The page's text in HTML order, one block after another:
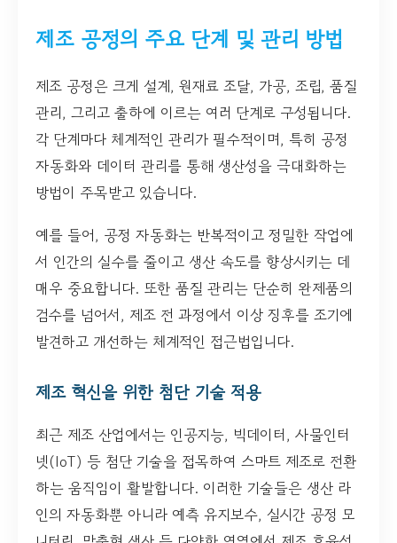
제조 공정의 주요 단계 및 관리 방법
제조 공정은 크게 설계, 원재료 조달, 가공, 조립, 품질
관리, 그리고 출하에 이르는 여러 단계로 구성됩니다.
각 단계마다 체계적인 관리가 필수적이며, 특히 공정
자동화와 데이터 관리를 통해 생산성을 극대화하는
방법이 주목받고 있습니다.
예를 들어, 공정 자동화는 반복적이고 정밀한 작업에
서 인간의 실수를 줄이고 생산 속도를 향상시키는 데
매우 중요합니다. 또한 품질 관리는 단순히 완제품의
검수를 넘어서, 제조 전 과정에서 이상 징후를 조기에
발견하고 개선하는 체계적인 접근법입니다.
제조 혁신을 위한 첨단 기술 적용
최근 제조 산업에서는 인공지능, 빅데이터, 사물인터
넷(IoT) 등 첨단 기술을 접목하여 스마트 제조로 전환
하는 움직임이 활발합니다. 이러한 기술들은 생산 라
인의 자동화뿐 아니라 예측 유지보수, 실시간 공정 모